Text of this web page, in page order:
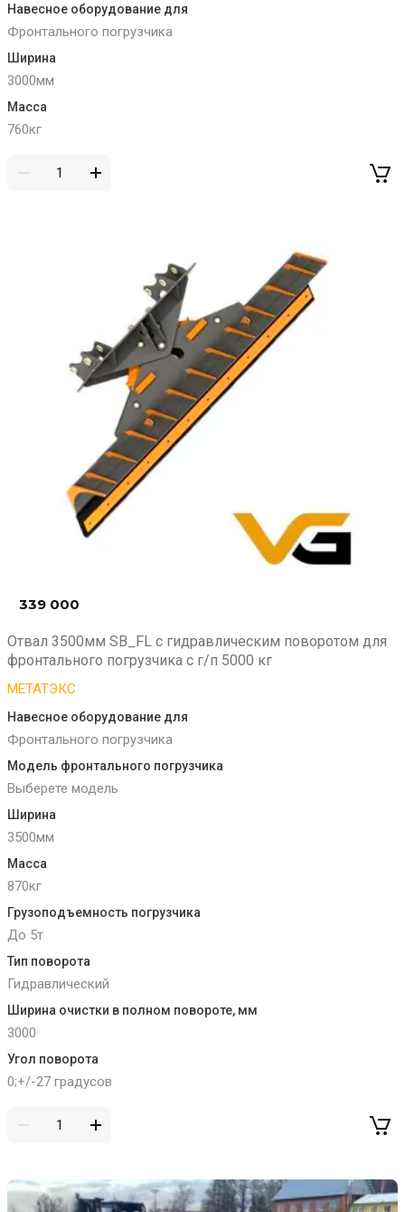
Навесное оборудование для
Фронтального погрузчика
Ширина
3000мм
Масса
760кг
339 000
Отвал 3500мм SB_FL с гидравлическим поворотом для
фронтального погрузчика с г/п 5000 кг
МЕТАТЭКС
Навесное оборудование для
Фронтального погрузчика
Модель фронтального погрузчика
Выберете модель
Ширина
3500мм
Масса
870кг
Грузоподъемность погрузчика
До 5т
Тип поворота
Гидравлический
Ширина очистки в полном повороте, мм
3000
Угол поворота
0;+/-27 градусов